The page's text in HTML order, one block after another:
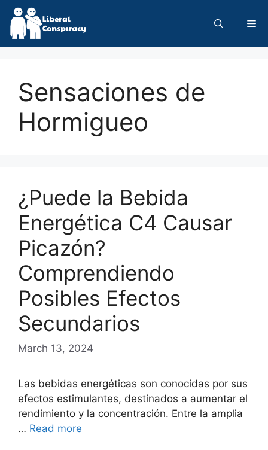
Skip
content
Sensaciones de
Hormigueo
¿Puede la Bebida
Energética C4 Causar
Picazón?
Comprendiendo
Posibles Efectos
Secundarios
March 13, 2024
Las bebidas energéticas son conocidas por sus
efectos estimulantes, destinados a aumentar el
rendimiento y la concentración. Entre la amplia
… Read more